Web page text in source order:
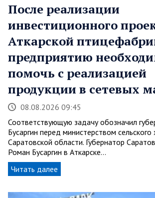
После реализации
инвестиционного
Аткарской
предприятию
помочь с реализацией
продукции в сетевых
08.08.2026 09:45
Соответствующую задачу обозначил
Бусаргин перед министерством сельского
Саратовской области. Губернатор
Роман Бусаргин в Аткарске…
Читать далее